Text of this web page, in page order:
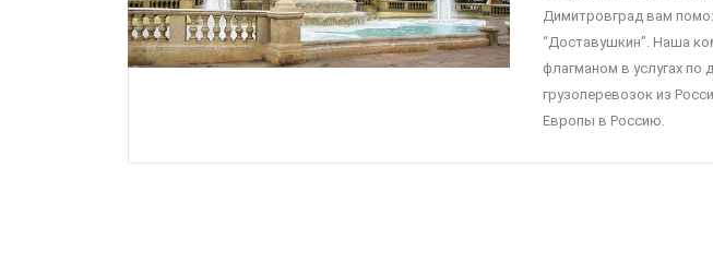
Димитровград вам
“Доставушкин”. Наша
флагманом в услугах по
грузоперевозок из
Европы в Россию.